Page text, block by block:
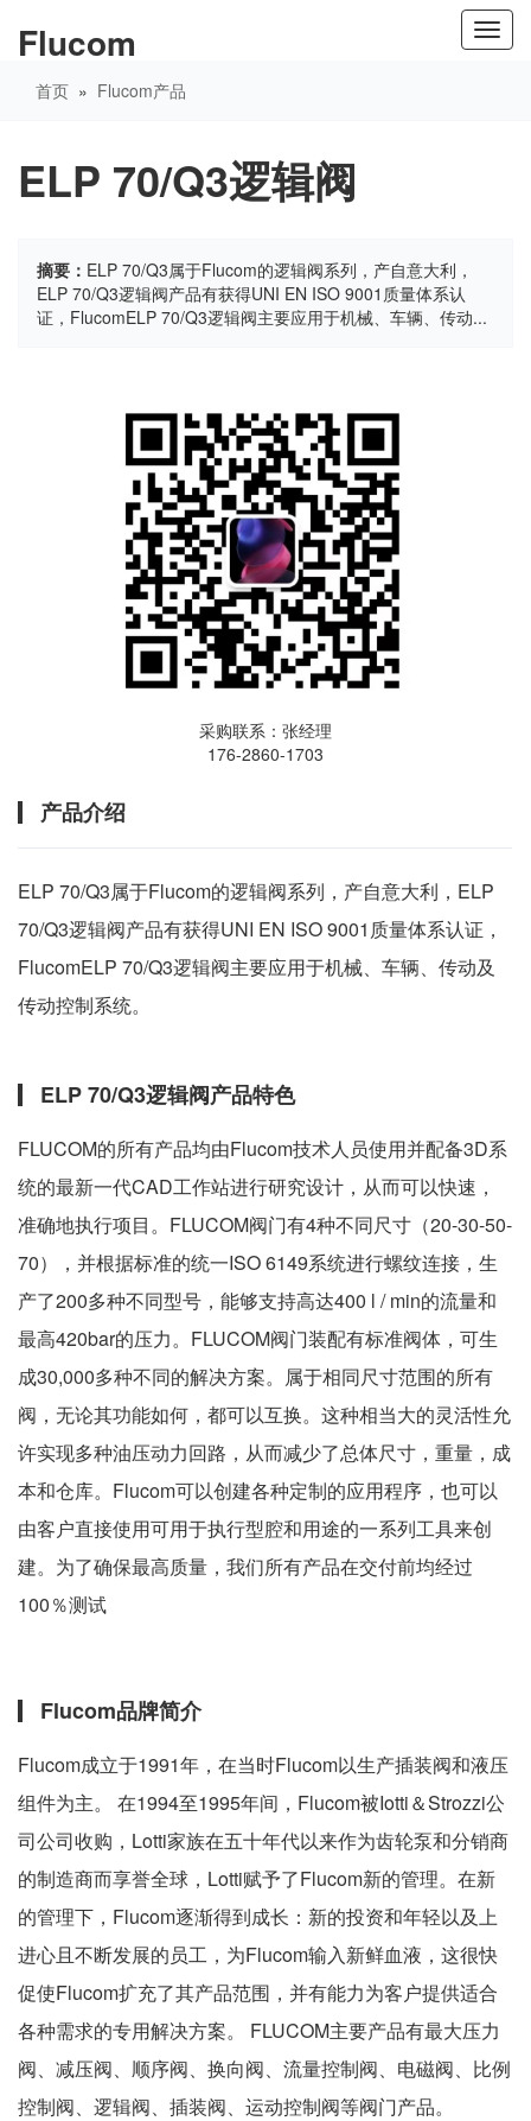
Flucom
首页 » Flucom产品
ELP 70/Q3逻辑阀
摘要： ELP 70/Q3属于Flucom的逻辑阀系列，产自意大利，
ELP 70/Q3逻辑阀产品有获得UNI EN ISO 9001质量体系认
证，FlucomELP 70/Q3逻辑阀主要应用于机械、车辆、传动...
采购联系：张经理
176-2860-1703
产品介绍
ELP 70/Q3属于Flucom的逻辑阀系列，产自意大利，ELP
70/Q3逻辑阀产品有获得UNI EN ISO 9001质量体系认证，
FlucomELP 70/Q3逻辑阀主要应用于机械、车辆、传动及
传动控制系统。
ELP 70/Q3逻辑阀产品特色
FLUCOM的所有产品均由Flucom技术人员使用并配备3D系
统的最新一代CAD工作站进行研究设计，从而可以快速，
准确地执行项目。FLUCOM阀门有4种不同尺寸（20-30-50-
70），并根据标准的统一ISO 6149系统进行螺纹连接，生
产了200多种不同型号，能够支持高达400 l / min的流量和
最高420bar的压力。FLUCOM阀门装配有标准阀体，可生
成30,000多种不同的解决方案。属于相同尺寸范围的所有
阀，无论其功能如何，都可以互换。这种相当大的灵活性允
许实现多种油压动力回路，从而减少了总体尺寸，重量，成
本和仓库。Flucom可以创建各种定制的应用程序，也可以
由客户直接使用可用于执行型腔和用途的一系列工具来创
建。为了确保最高质量，我们所有产品在交付前均经过
100％测试
Flucom品牌简介
Flucom成立于1991年，在当时Flucom以生产插装阀和液压
组件为主。 在1994至1995年间，Flucom被Iotti＆Strozzi公
司公司收购，Lotti家族在五十年代以来作为齿轮泵和分销商
的制造商而享誉全球，Lotti赋予了Flucom新的管理。在新
的管理下，Flucom逐渐得到成长：新的投资和年轻以及上
进心且不断发展的员工，为Flucom输入新鲜血液，这很快
促使Flucom扩充了其产品范围，并有能力为客户提供适合
各种需求的专用解决方案。 FLUCOM主要产品有最大压力
阀、减压阀、顺序阀、换向阀、流量控制阀、电磁阀、比例
控制阀、逻辑阀、插装阀、运动控制阀等阀门产品。